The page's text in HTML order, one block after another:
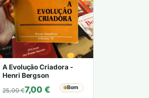
A Evolução Criadora -
Henri Bergson
25,00€
O
7,00 €
O
Bom